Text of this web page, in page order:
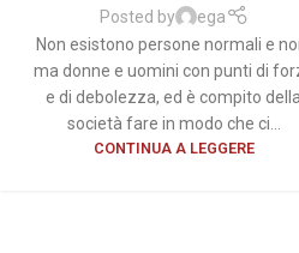
Posted by
ega
Non esistono persone normali e
ma donne e uomini con punti di
e di debolezza, ed è compito della
società fare in modo che ci...
CONTINUA A LEGGERE